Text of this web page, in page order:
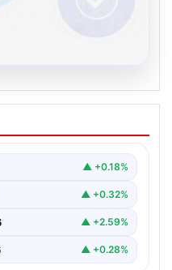
İletişimin Seviyeli
Güncel olarak…
▲ +0.18%
▲ +0.32%
▲ +2.59%
▲ +0.28%